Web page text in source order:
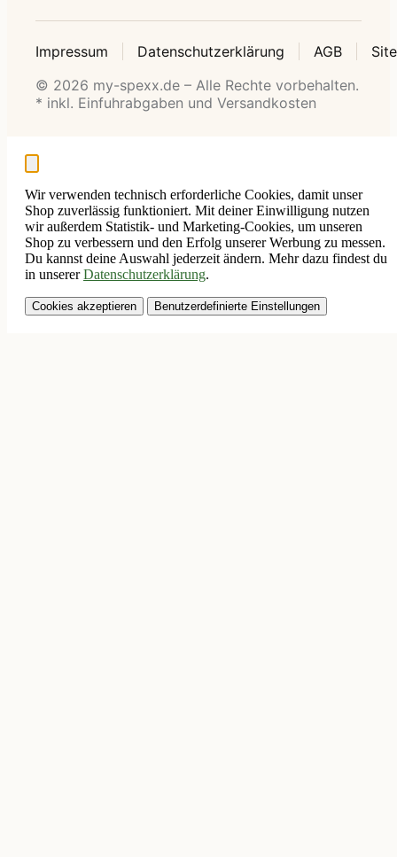
Impressum Datenschutzerklärung AGB
© 2026 my-spexx.de – Alle Rechte vorbehalten.
* inkl. Einfuhrabgaben und Versandkosten
Wir verwenden technisch erforderliche Cookies, damit unser
Shop zuverlässig funktioniert. Mit deiner Einwilligung nutzen
wir außerdem Statistik- und Marketing-Cookies, um unseren
Shop zu verbessern und den Erfolg unserer Werbung zu messen.
Du kannst deine Auswahl jederzeit ändern. Mehr dazu findest du
in unsererDatenschutzerklärung.
Cookies akzeptieren Benutzerdefinierte Einstellungen